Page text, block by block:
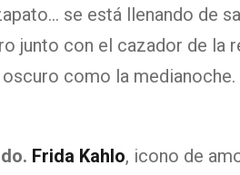
se está llenando de
junto con el cazador de la
como la medianoche.
Frida Kahlo, icono de